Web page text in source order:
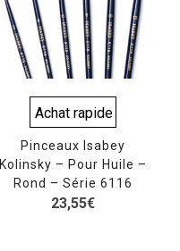
Achat rapide
Pinceaux Isabey
Kolinsky – Pour Huile –
Rond – Série 6116
23,55€